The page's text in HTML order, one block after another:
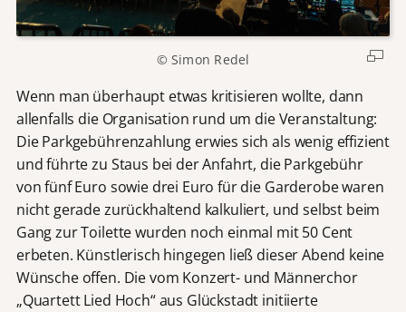
© Simon Redel
Wenn man überhaupt etwas kritisieren wollte, dann
allenfalls die Organisation rund um die Veranstaltung:
Die Parkgebührenzahlung erwies sich als wenig effizient
und führte zu Staus bei der Anfahrt, die Parkgebühr
von fünf Euro sowie drei Euro für die Garderobe waren
nicht gerade zurückhaltend kalkuliert, und selbst beim
Gang zur Toilette wurden noch einmal mit 50 Cent
erbeten. Künstlerisch hingegen ließ dieser Abend keine
Wünsche offen. Die vom Konzert- und Männerchor
„Quartett Lied Hoch“ aus Glückstadt initiierte